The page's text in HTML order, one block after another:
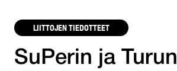
LIITTOJEN TIEDOTTEET
SuPerin ja Turun